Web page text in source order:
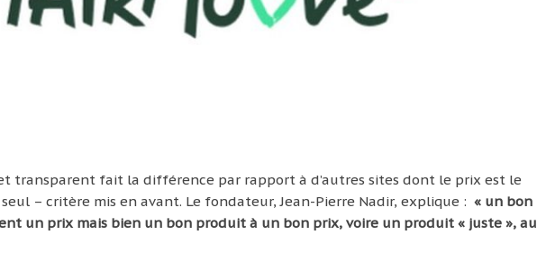
transparent fait la différence par rapport à d’autres sites dont le prix est le
– critère mis en avant. Le fondateur, Jean-Pierre Nadir, explique : « un bon
un prix mais bien un bon produit à un bon prix, voire un produit « juste », au